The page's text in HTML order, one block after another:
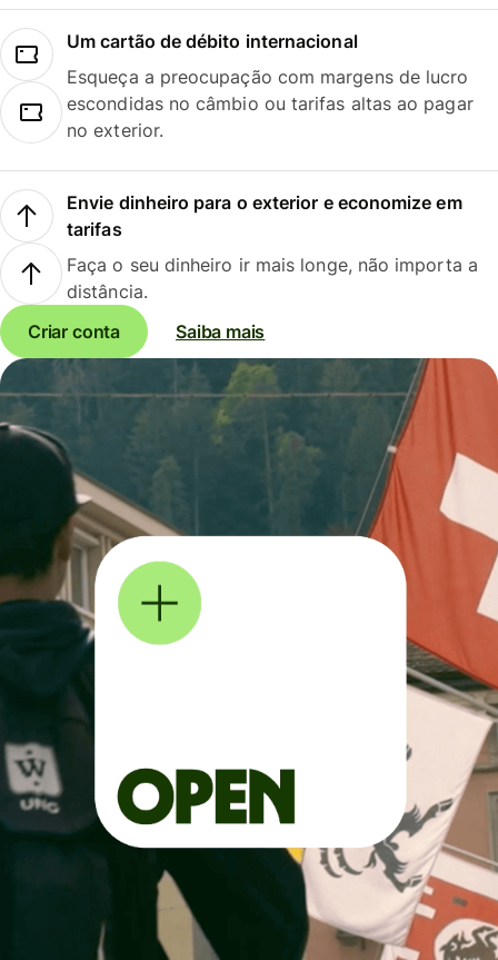
Um cartão de débito internacional
Esqueça a preocupação com margens de lucro
escondidas no câmbio ou tarifas altas ao pagar
no exterior.
Envie dinheiro para o exterior e economize em
tarifas
Faça o seu dinheiro ir mais longe, não importa a
distância.
Criar conta
Saiba mais